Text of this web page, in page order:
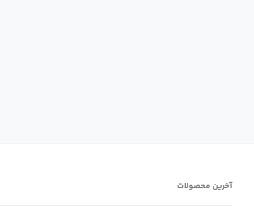
آخرین محصولات